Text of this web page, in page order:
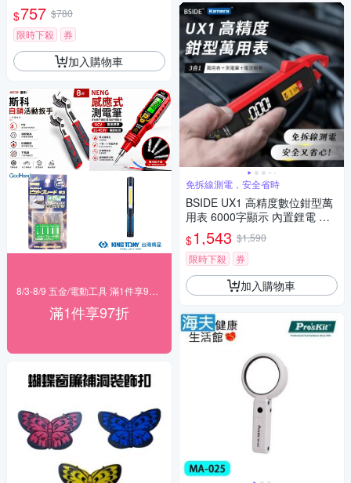
-021
$757 $780
限時下殺
券
加入購物車
滿1件享97折
免拆線測電，安全省時
BSIDE UX1 高精度數位鉗型萬
用表 6000字顯示 內置鋰電 自
動辨識 溫度測量
$1,543 $1,590
限時下殺
券
加入購物車